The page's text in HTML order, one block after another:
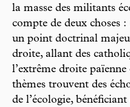
la masse des militants
compte de deux choses :
un point doctrinal
droite, allant des
l’extrême droite
thèmes trouvent des
de l’écologie,